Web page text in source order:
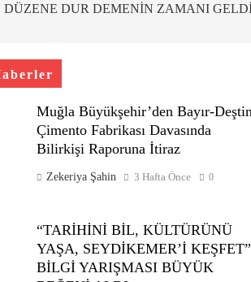
DÜZENE DUR DEMENİN ZAMANI
Muğla Büyükşehir’den Bayır-Deştin
Çimento Fabrikası Davasında
Bilirkişi Raporuna İtiraz
Zekeriya Şahin 3 Hafta Önce 0
“TARİHİNİ BİL, KÜLTÜRÜNÜ
YAŞA, SEYDİKEMER’İ KEŞFET”
BİLGİ YARIŞMASI BÜYÜK